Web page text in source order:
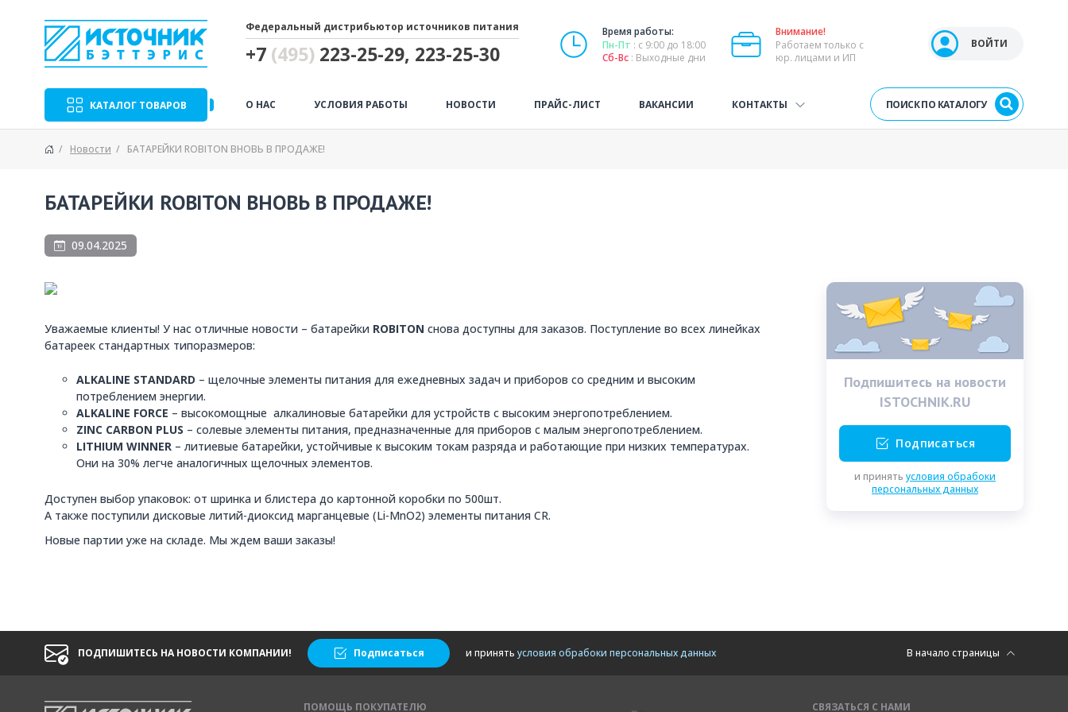
Федеральный дистрибьютор источников питания
+7 (495) 223-25-29, 223-25-30
Время работы:
Пн-Пт : с 9:00 до 18:00
Сб-Вс : Выходные дни
Внимание!
Работаем только с
юр. лицами и ИП
Open user menu
ВОЙТИ
КАТАЛОГ ТОВАРОВ О НАС УСЛОВИЯ РАБОТЫ НОВОСТИ ПРАЙС-ЛИСТ ВАКАНСИИ КОНТАКТЫ ПОИСК ПО КАТАЛОГУ
Новости БАТАРЕЙКИ ROBITON ВНОВЬ В ПРОДАЖЕ!
БАТАРЕЙКИ ROBITON ВНОВЬ В ПРОДАЖЕ!
09.04.2025
Уважаемые клиенты! У нас отличные новости – батарейки ROBITON снова доступны для заказов. Поступление во всех линейках
батареек стандартных типоразмеров:
ALKALINE STANDARD – щелочные элементы питания для ежедневных задач и приборов со средним и высоким
потреблением энергии.
ALKALINE FORCE – высокомощные алкалиновые батарейки для устройств с высоким энергопотреблением.
ZINC CARBON PLUS – солевые элементы питания, предназначенные для приборов с малым энергопотреблением.
LITHIUM WINNER – литиевые батарейки, устойчивые к высоким токам разряда и работающие при низких температурах.
Они на 30% легче аналогичных щелочных элементов.
Доступен выбор упаковок: от шринка и блистера до картонной коробки по 500шт.
А также поступили дисковые литий-диоксид марганцевые (Li-MnO2) элементы питания CR.
Новые партии уже на складе. Мы ждем ваши заказы!
Подпишитесь на новости
ISTOCHNIK.RU
Подписаться
и принять условия обрабоки
персональных данных
ПОДПИШИТЕСЬ НА НОВОСТИ КОМПАНИИ! Подписаться и принять условия обрабоки персональных данных В начало страницы
ПОМОЩЬ ПОКУПАТЕЛЮ СВЯЗАТЬСЯ С НАМИ